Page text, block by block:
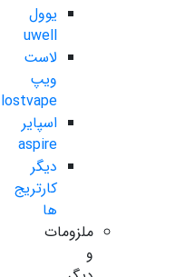
یوول
uwell
لاست
ویپ
lostvape
اسپایر
aspire
دیگر
کارتریج
ها
ملزومات
و